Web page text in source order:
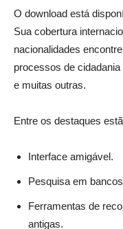
O download está
Sua cobertura
nacionalidades
processos de
e muitas outras.
Entre os destaques
Interface amigável.
Pesquisa em
Ferramentas de
antigas.